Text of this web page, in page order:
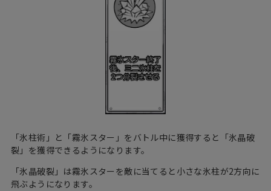
「氷柱術」と「霧氷スター」をバトル中に獲得すると「氷晶破
裂」を獲得できるようになります。
「氷晶破裂」は霧氷スターを敵に当てると小さな氷柱が2方向に
飛ぶようになります。